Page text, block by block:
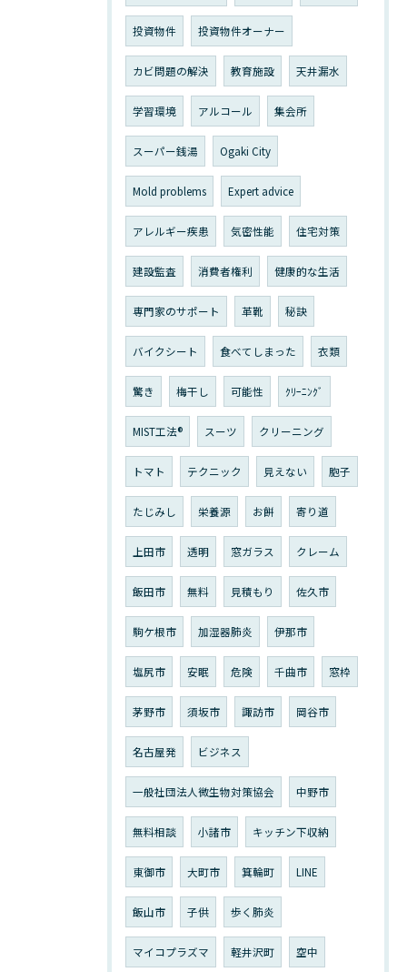
投資物件 投資物件オーナー
カビ問題の解決 教育施設 天井漏水
学習環境 アルコール 集会所
スーパー銭湯 Ogaki City
Mold problems Expert advice
アレルギー疾患 気密性能 住宅対策
建設監査 消費者権利 健康的な生活
専門家のサポート 革靴 秘訣
バイクシート 食べてしまった 衣類
驚き 梅干し 可能性 ｸﾘｰﾆﾝｸﾞ
MIST工法® スーツ クリーニング
トマト テクニック 見えない 胞子
たじみし 栄養源 お餅 寄り道
上田市 透明 窓ガラス クレーム
飯田市 無料 見積もり 佐久市
駒ケ根市 加湿器肺炎 伊那市
塩尻市 安眠 危険 千曲市 窓枠
茅野市 須坂市 諏訪市 岡谷市
名古屋発 ビジネス
一般社団法人微生物対策協会 中野市
無料相談 小諸市 キッチン下収納
東御市 大町市 箕輪町 LINE
飯山市 子供 歩く肺炎
マイコプラズマ 軽井沢町 空中